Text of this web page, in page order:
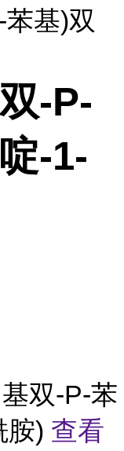
基)双
-P-
-1-
双-P-苯
胺) 查看